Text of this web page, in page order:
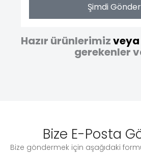
Şimdi Gönder
Hazır ürünlerimizveya
gerekenler
Bize E-Posta
Bize göndermek için aşağıdaki